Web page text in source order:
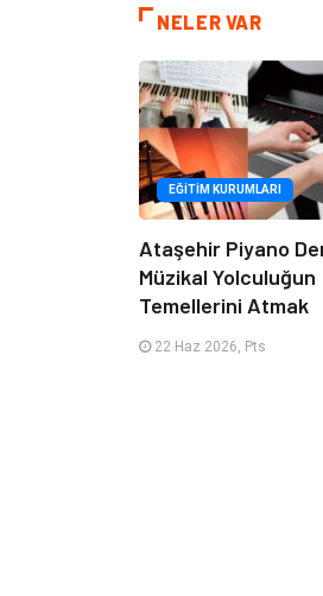
NELER VAR
EĞITIM KURUMLARI
Ataşehir Piyano
Müzikal Yolculuğun
Temellerini Atmak
22 Haz 2026, Pts